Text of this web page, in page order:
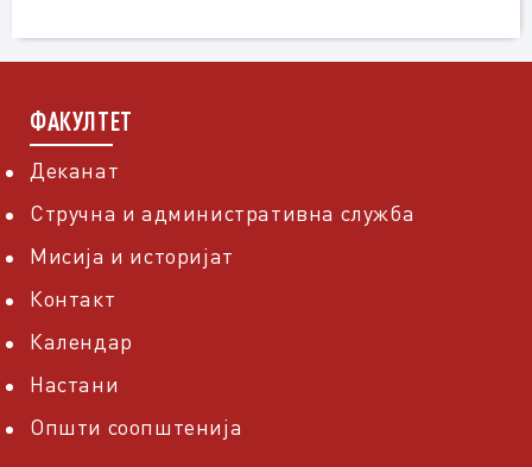
ФАКУЛТЕТ
Деканат
Стручна и административна служба
Мисија и историјат
Контакт
Календар
Настани
Општи соопштенија